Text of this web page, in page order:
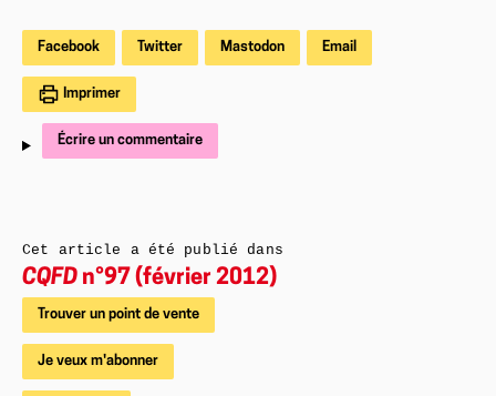
Facebook Twitter Mastodon Email
Imprimer
Écrire un commentaire
Cet article a été publié dans
CQFD n°97 (février 2012)
Trouver un point de vente
Je veux m'abonner